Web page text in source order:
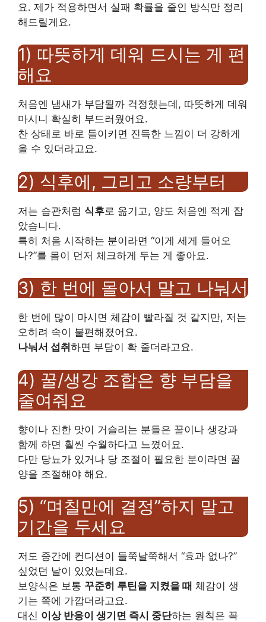
요. 제가 적용하면서 실패 확률을 줄인 방식만 정리
해드릴게요.
1) 따뜻하게 데워 드시는 게 편
해요
처음엔 냄새가 부담될까 걱정했는데, 따뜻하게 데워
마시니 확실히 부드러웠어요.
찬 상태로 바로 들이키면 진득한 느낌이 더 강하게
올 수 있더라고요.
2) 식후에, 그리고 소량부터
저는 습관처럼 식후로 옮기고, 양도 처음엔 적게 잡
았습니다.
특히 처음 시작하는 분이라면 “이게 세게 들어오
나?”를 몸이 먼저 체크하게 두는 게 좋아요.
3) 한 번에 몰아서 말고 나눠서
한 번에 많이 마시면 체감이 빨라질 것 같지만, 저는
오히려 속이 불편해졌어요.
나눠서 섭취 하면 부담이 확 줄더라고요.
4) 꿀/생강 조합은 향 부담을
줄여줘요
향이나 진한 맛이 거슬리는 분들은 꿀이나 생강과
함께 하면 훨씬 수월하다고 느꼈어요.
다만 당뇨가 있거나 당 조절이 필요한 분이라면 꿀
양을 조절해야 해요.
5) “며칠만에 결정”하지 말고
기간을 두세요
저도 중간에 컨디션이 들쭉날쭉해서 “효과 없나?”
싶었던 날이 있었는데요.
보양식은 보통 꾸준히 루틴을 지켰을 때 체감이 생
기는 쪽에 가깝더라고요.
대신 이상 반응이 생기면 즉시 중단하는 원칙은 꼭